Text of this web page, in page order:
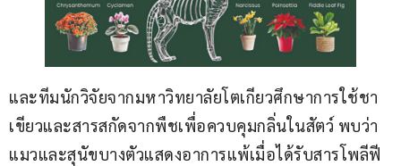
และทีมนักวิจัยจากมหาวิทยาลัยโตเกียวศึกษาการใช้ชา
เขียวและสารสกัดจากพืชเพื่อควบคุมกลิ่นในสัตว์ พบว่า
แมวและสุนัขบางตัวแสดงอาการแพ้เมื่อได้รับสารโพลีฟี